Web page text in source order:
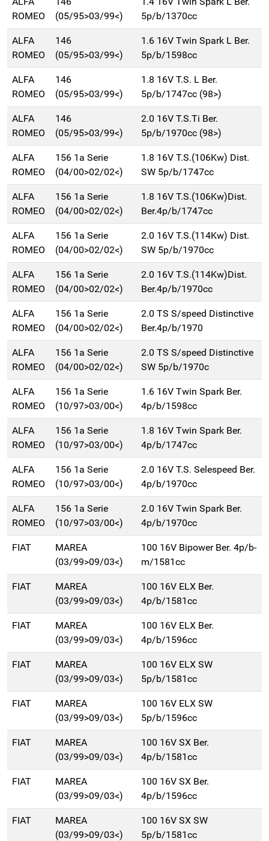
ROMEO
(05/95>03/99<)
5p/b/1370cc
ALFA
ROMEO
146
(05/95>03/99<)
1.6 16V Twin Spark L Ber.
5p/b/1598cc
ALFA
ROMEO
146
(05/95>03/99<)
1.8 16V T.S. L Ber.
5p/b/1747cc (98>)
ALFA
ROMEO
146
(05/95>03/99<)
2.0 16V T.S.Ti Ber.
5p/b/1970cc (98>)
ALFA
ROMEO
156 1a Serie
(04/00>02/02<)
1.8 16V T.S.(106Kw) Dist.
SW 5p/b/1747cc
ALFA
ROMEO
156 1a Serie
(04/00>02/02<)
1.8 16V T.S.(106Kw)Dist.
Ber.4p/b/1747cc
ALFA
ROMEO
156 1a Serie
(04/00>02/02<)
2.0 16V T.S.(114Kw) Dist.
SW 5p/b/1970cc
ALFA
ROMEO
156 1a Serie
(04/00>02/02<)
2.0 16V T.S.(114Kw)Dist.
Ber.4p/b/1970cc
ALFA
ROMEO
156 1a Serie
(04/00>02/02<)
2.0 TS S/speed Distinctive
Ber.4p/b/1970
ALFA
ROMEO
156 1a Serie
(04/00>02/02<)
2.0 TS S/speed Distinctive
SW 5p/b/1970c
ALFA
ROMEO
156 1a Serie
(10/97>03/00<)
1.6 16V Twin Spark Ber.
4p/b/1598cc
ALFA
ROMEO
156 1a Serie
(10/97>03/00<)
1.8 16V Twin Spark Ber.
4p/b/1747cc
ALFA
ROMEO
156 1a Serie
(10/97>03/00<)
2.0 16V T.S. Selespeed Ber.
4p/b/1970cc
ALFA
ROMEO
156 1a Serie
(10/97>03/00<)
2.0 16V Twin Spark Ber.
4p/b/1970cc
FIAT
MAREA
(03/99>09/03<)
100 16V Bipower Ber. 4p/b-
m/1581cc
FIAT
MAREA
(03/99>09/03<)
100 16V ELX Ber.
4p/b/1581cc
FIAT
MAREA
(03/99>09/03<)
100 16V ELX Ber.
4p/b/1596cc
FIAT
MAREA
(03/99>09/03<)
100 16V ELX SW
5p/b/1581cc
FIAT
MAREA
(03/99>09/03<)
100 16V ELX SW
5p/b/1596cc
FIAT
MAREA
(03/99>09/03<)
100 16V SX Ber.
4p/b/1581cc
FIAT
MAREA
(03/99>09/03<)
100 16V SX Ber.
4p/b/1596cc
FIAT
MAREA
(03/99>09/03<)
100 16V SX SW
5p/b/1581cc